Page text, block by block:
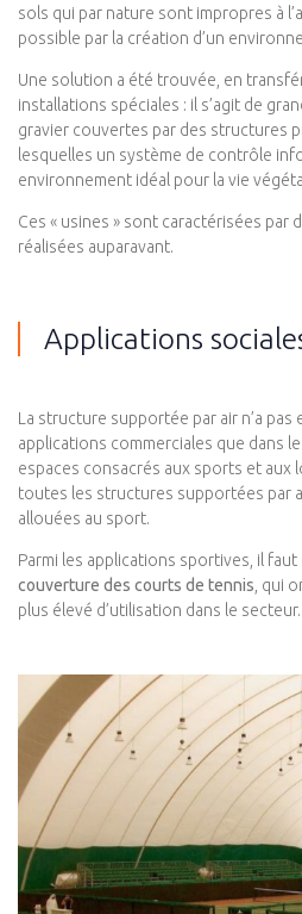
sols qui par nature sont impropres à
possible par la création d’un
Une solution a été trouvée, en
installations spéciales : il s’agit de
gravier couvertes par des structures
lesquelles un système de contrôle
environnement idéal pour la vie
Ces « usines » sont caractérisées par
réalisées auparavant.
Applications
La structure supportée par air n’a pas
applications commerciales que dans
espaces consacrés aux sports et aux
toutes les structures supportées par
allouées au sport.
Parmi les applications sportives, il
couverture des courts de tennis, qui
plus élevé d’utilisation dans le secteur.